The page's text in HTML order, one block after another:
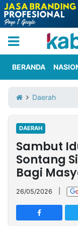
Iklan
Berita
Kami
Nasional
International
Olahraga
Entertainment
Daerah
Pariwisata
Kuliner
Kolom
Network
PT
TREETAN
BERANDA
Daerah
DAERAH
Sambut
Sontang
Bagi
26/05/2026